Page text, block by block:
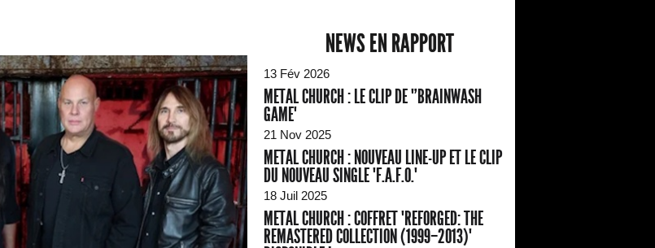
NEWS EN RAPPORT
13 Fév 2026
METAL CHURCH : LE CLIP DE "'BRAINWASH
GAME"
21 Nov 2025
METAL CHURCH : NOUVEAU LINE-UP ET LE CLIP
DU NOUVEAU SINGLE "F.A.F.O."
18 Juil 2025
METAL CHURCH : COFFRET "REFORGED: THE
REMASTERED COLLECTION (1999–2013)"